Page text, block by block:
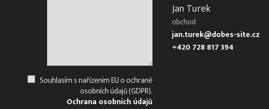
Souhlasím s nařízením EU o ochraně
osobních údajů (GDPR).
Ochrana osobních údajů
Jan Turek
obchod
jan.turek@dobes-site.cz
+420 728 817 394